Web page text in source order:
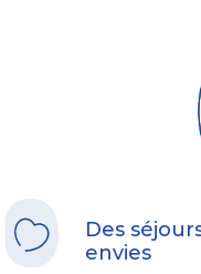
Des
envies